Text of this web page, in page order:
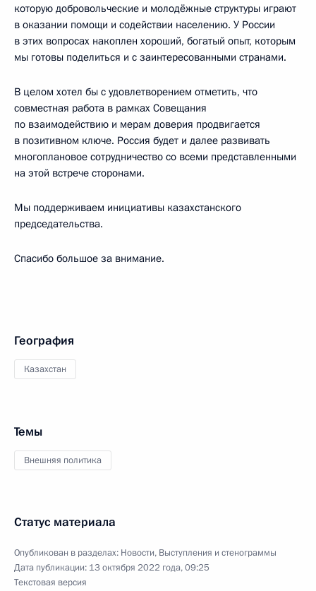
которую добровольческие и молодёжные структуры играют
в оказании помощи и содействии населению. У России
в этих вопросах накоплен хороший, богатый опыт, которым
мы готовы поделиться и с заинтересованными странами.
В целом хотел бы с удовлетворением отметить, что
совместная работа в рамках Совещания
по взаимодействию и мерам доверия продвигается
в позитивном ключе. Россия будет и далее развивать
многоплановое сотрудничество со всеми представленными
на этой встрече сторонами.
Мы поддерживаем инициативы казахстанского
председательства.
Спасибо большое за внимание.
География
Казахстан
Темы
Внешняя политика
Статус материала
Опубликован в разделах: Новости, Выступления и стенограммы
Дата публикации: 13 октября 2022 года, 09:25
Текстовая версия